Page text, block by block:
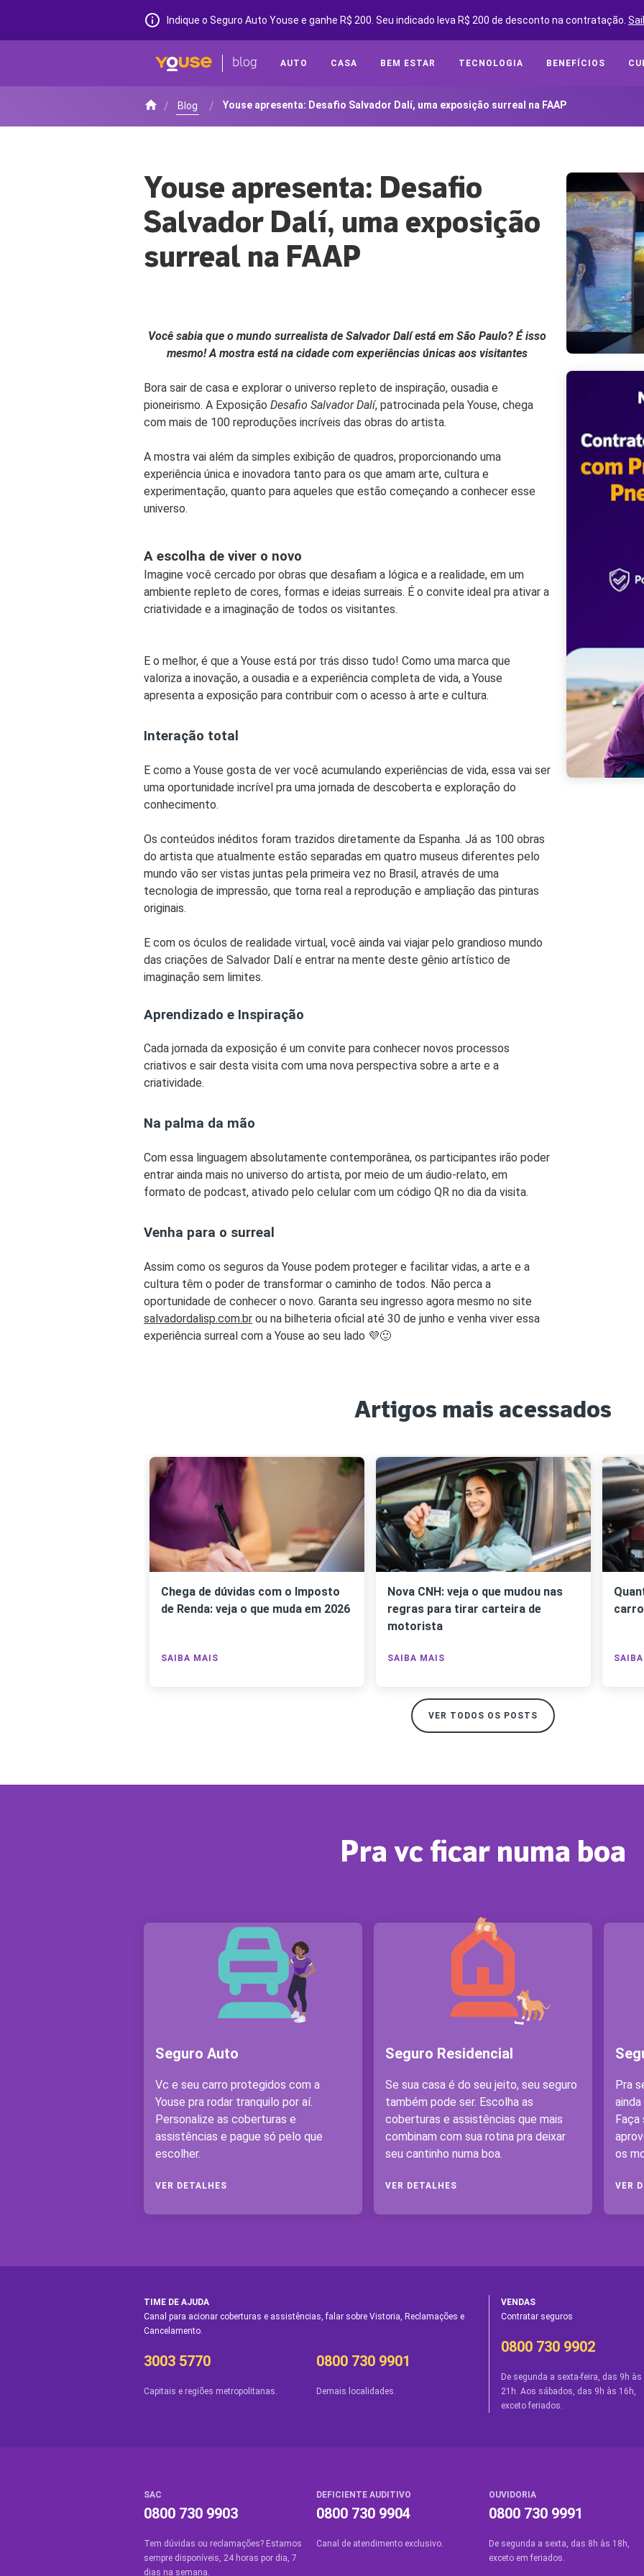
Indique o Seguro Auto Youse e ganhe R$ 200. Seu indicado leva R$ 200 de desconto na contratação.
AUTO CASA BEM ESTAR TECNOLOGIA BENEFÍCIOS
/ Blog / Youse apresenta: Desafio Salvador Dalí, uma exposição surreal na FAAP
Youse apresenta: Desafio
Salvador Dalí, uma exposição
surreal na FAAP
Você sabia que o mundo surrealista de Salvador Dalí está em São Paulo? É isso
mesmo! A mostra está na cidade com experiências únicas aos visitantes
Bora sair de casa e explorar o universo repleto de inspiração, ousadia e
pioneirismo. A Exposição Desafio Salvador Dalí, patrocinada pela Youse, chega
com mais de 100 reproduções incríveis das obras do artista.
A mostra vai além da simples exibição de quadros, proporcionando uma
experiência única e inovadora tanto para os que amam arte, cultura e
experimentação, quanto para aqueles que estão começando a conhecer esse
universo.
A escolha de viver o novo
Imagine você cercado por obras que desafiam a lógica e a realidade, em um
ambiente repleto de cores, formas e ideias surreais. É o convite ideal pra ativar a
criatividade e a imaginação de todos os visitantes.
E o melhor, é que a Youse está por trás disso tudo! Como uma marca que
valoriza a inovação, a ousadia e a experiência completa de vida, a Youse
apresenta a exposição para contribuir com o acesso à arte e cultura.
Interação total
E como a Youse gosta de ver você acumulando experiências de vida, essa vai ser
uma oportunidade incrível pra uma jornada de descoberta e exploração do
conhecimento.
Os conteúdos inéditos foram trazidos diretamente da Espanha. Já as 100 obras
do artista que atualmente estão separadas em quatro museus diferentes pelo
mundo vão ser vistas juntas pela primeira vez no Brasil, através de uma
tecnologia de impressão, que torna real a reprodução e ampliação das pinturas
originais.
E com os óculos de realidade virtual, você ainda vai viajar pelo grandioso mundo
das criações de Salvador Dalí e entrar na mente deste gênio artístico de
imaginação sem limites.
Aprendizado e Inspiração
Cada jornada da exposição é um convite para conhecer novos processos
criativos e sair desta visita com uma nova perspectiva sobre a arte e a
criatividade.
Na palma da mão
Com essa linguagem absolutamente contemporânea, os participantes irão poder
entrar ainda mais no universo do artista, por meio de um áudio-relato, em
formato de podcast, ativado pelo celular com um código QR no dia da visita.
Venha para o surreal
Assim como os seguros da Youse podem proteger e facilitar vidas, a arte e a
cultura têm o poder de transformar o caminho de todos. Não perca a
oportunidade de conhecer o novo. Garanta seu ingresso agora mesmo no site
salvadordalisp.com.br ou na bilheteria oficial até 30 de junho e venha viver essa
experiência surreal com a Youse ao seu lado 💜🙂
Artigos mais acessados
Chega de dúvidas com o Imposto
de Renda: veja o que muda em 2026
SAIBA MAIS
Nova CNH: veja o que mudou nas
regras para tirar carteira de
motorista
SAIBA MAIS
VER TODOS OS POSTS
Pra vc ficar numa boa
Seguro Auto
Vc e seu carro protegidos com a
Youse pra rodar tranquilo por aí.
Personalize as coberturas e
assistências e pague só pelo que
escolher.
VER DETALHES
Seguro Residencial
Se sua casa é do seu jeito, seu seguro
também pode ser. Escolha as
coberturas e assistências que mais
combinam com sua rotina pra deixar
seu cantinho numa boa.
VER DETALHES
Pra
Faça
os
VER
TIME DE AJUDA
Canal para acionar coberturas e assistências, falar sobre Vistoria, Reclamações e
Cancelamento.
3003 5770
Capitais e regiões metropolitanas.
0800 730 9901
Demais localidades.
VENDAS
Contratar seguros
0800 730 9902
De segunda a sexta-feira, das 9h às
21h. Aos sábados, das 9h às 16h,
exceto feriados.
SAC
0800 730 9903
Tem dúvidas ou reclamações? Estamos
sempre disponíveis, 24 horas por dia, 7
dias na semana.
DEFICIENTE AUDITIVO
0800 730 9904
Canal de atendimento exclusivo.
OUVIDORIA
0800 730 9991
De segunda a sexta, das 8h às 18h,
exceto em feriados.